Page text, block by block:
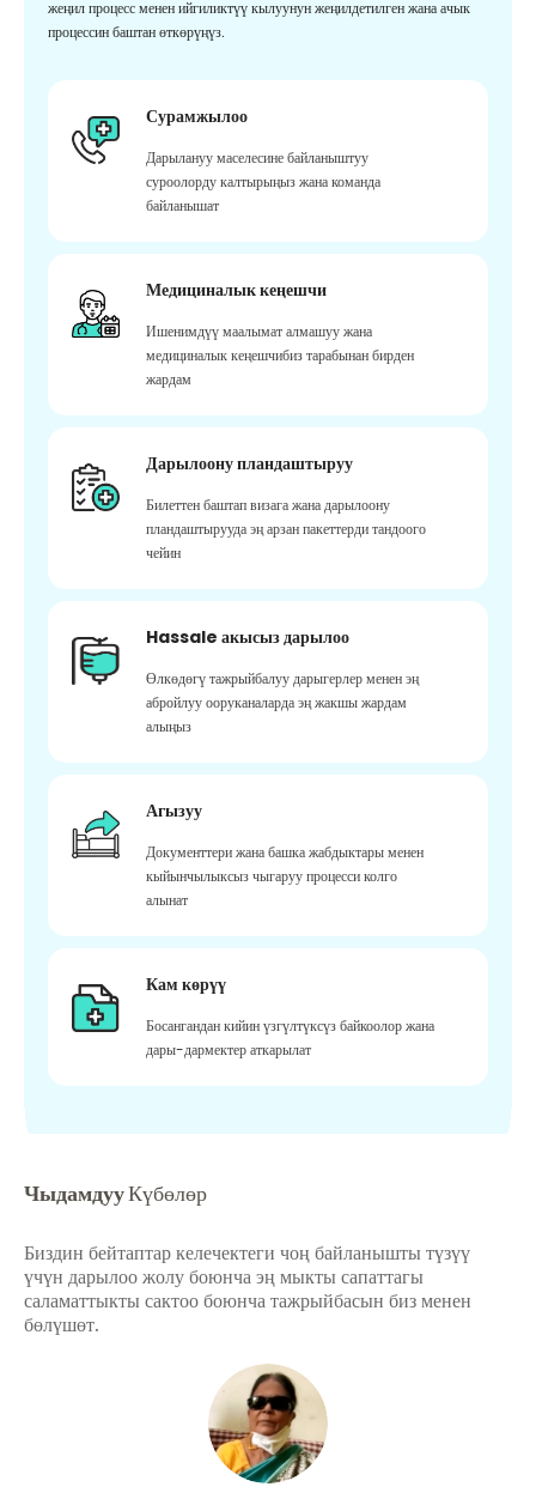
жеңил процесс менен ийгиликтүү кылуунун жеңилдетилген жана ачык
процессин баштан өткөрүңүз.
Сурамжылоо
Дарылануу маселесине байланыштуу
суроолорду калтырыңыз жана команда
байланышат
Медициналык кеңешчи
Ишенимдүү маалымат алмашуу жана
медициналык кеңешчибиз тарабынан бирден
жардам
Дарылоону пландаштыруу
Билеттен баштап визага жана дарылоону
пландаштырууда эң арзан пакеттерди тандоого
чейин
Hassale акысыз дарылоо
Өлкөдөгү тажрыйбалуу дарыгерлер менен эң
абройлуу ооруканаларда эң жакшы жардам
алыңыз
Агызуу
Документтери жана башка жабдыктары менен
кыйынчылыксыз чыгаруу процесси колго
алынат
Кам көрүү
Босангандан кийин үзгүлтүксүз байкоолор жана
дары-дармектер аткарылат
ЧыдамдууКүбөлөр
Биздин бейтаптар келечектеги чоң байланышты түзүү
үчүн дарылоо жолу боюнча эң мыкты сапаттагы
саламаттыкты сактоо боюнча тажрыйбасын биз менен
бөлүшөт.